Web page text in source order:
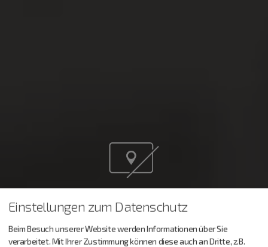
externe Inhalte laden?
Ja, immer
Einstellungen zum Datenschutz
Beim Besuch unserer Website werden Informationen über Sie
verarbeitet. Mit Ihrer Zustimmung können diese auch an Dritte, z.B.